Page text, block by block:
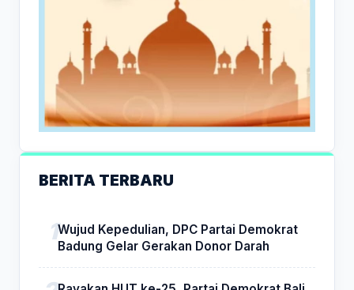
BERITA TERBARU
Wujud Kepedulian, DPC Partai Demokrat
Badung Gelar Gerakan Donor Darah